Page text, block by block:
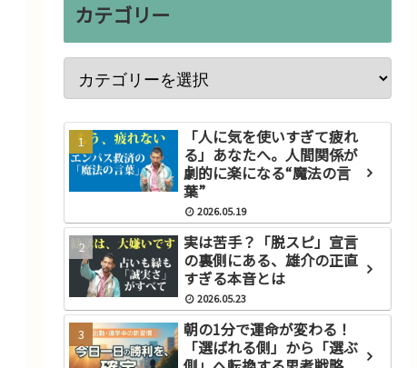
カテゴリー
「人に気を使いすぎて疲れ
る」あなたへ。人間関係が
劇的に楽になる“魔法の言
葉”
2026.05.19
実は苦手？「脱スピ」宣言
の裏側にある、雄介の正直
すぎる本音とは
2026.05.23
朝の1分で運命が変わる！
「選ばれる側」から「選ぶ